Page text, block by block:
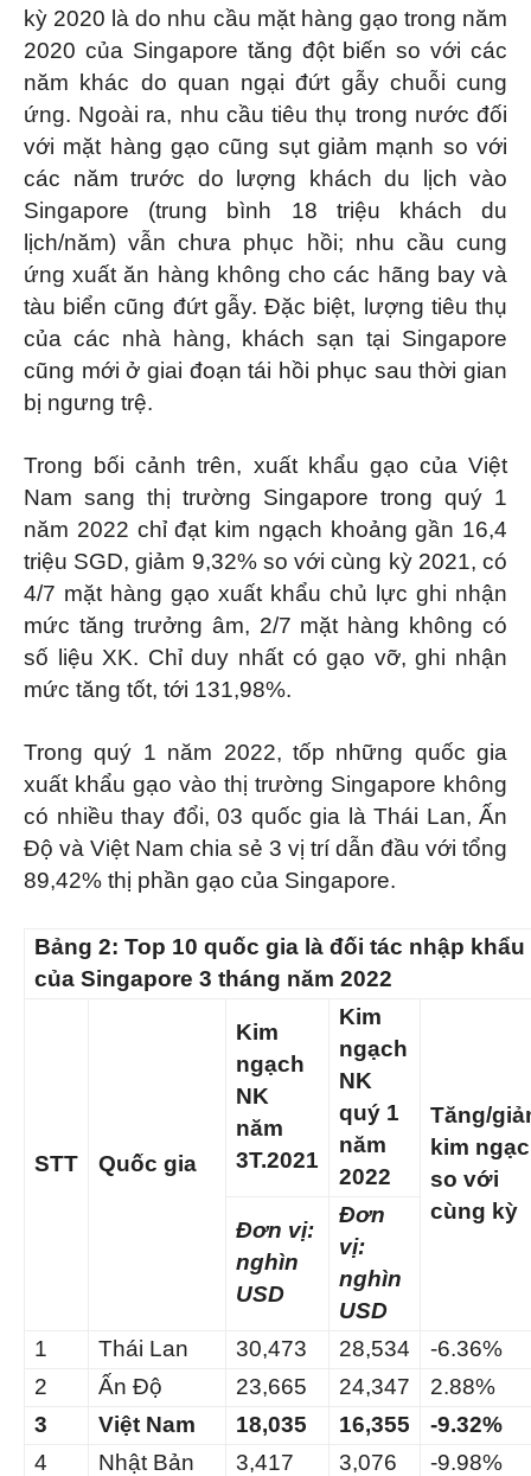
kỳ 2020 là do nhu cầu mặt hàng gạo trong năm
2020 của Singapore tăng đột biến so với các
năm khác do quan ngại đứt gẫy chuỗi cung
ứng. Ngoài ra, nhu cầu tiêu thụ trong nước đối
với mặt hàng gạo cũng sụt giảm mạnh so với
các năm trước do lượng khách du lịch vào
Singapore (trung bình 18 triệu khách du
lịch/năm) vẫn chưa phục hồi; nhu cầu cung
ứng xuất ăn hàng không cho các hãng bay và
tàu biển cũng đứt gẫy. Đặc biệt, lượng tiêu thụ
của các nhà hàng, khách sạn tại Singapore
cũng mới ở giai đoạn tái hồi phục sau thời gian
bị ngưng trệ.
Trong bối cảnh trên, xuất khẩu gạo của Việt
Nam sang thị trường Singapore trong quý 1
năm 2022 chỉ đạt kim ngạch khoảng gần 16,4
triệu SGD, giảm 9,32% so với cùng kỳ 2021, có
4/7 mặt hàng gạo xuất khẩu chủ lực ghi nhận
mức tăng trưởng âm, 2/7 mặt hàng không có
số liệu XK. Chỉ duy nhất có gạo vỡ, ghi nhận
mức tăng tốt, tới 131,98%.
Trong quý 1 năm 2022, tốp những quốc gia
xuất khẩu gạo vào thị trường Singapore không
có nhiều thay đổi, 03 quốc gia là Thái Lan, Ấn
Độ và Việt Nam chia sẻ 3 vị trí dẫn đầu với tổng
89,42% thị phần gạo của Singapore.
Bảng 2: Top 10 quốc gia là đối tác nhập
của Singapore 3 tháng năm 2022
STT Quốc gia
Kim
ngạch
NK
năm
3T.2021
Kim
ngạch
NK
quý 1
năm
2022
Tăng/
kim
so với
cùng kỳ
Đơn vị:
nghìn
USD
Đơn
vị:
nghìn
USD
1
Thái Lan 30,473 28,534
-6.36%
2
Ấn Độ 23,665 24,347
2.88%
3
Việt Nam 18,035 16,355
-9.32%
4
Nhật Bản 3,417 3,076
-9.98%